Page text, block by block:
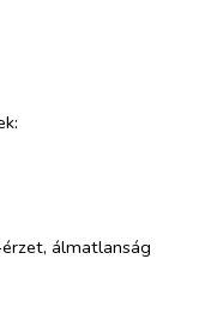
álmatlanság